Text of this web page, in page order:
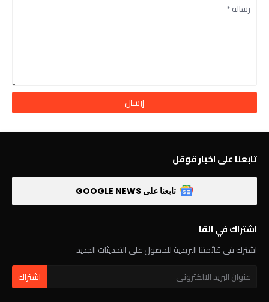
تابعنا على اخبار قوقل
تابعنا على GOOGLE NEWS
اشتراك في القا
اشترك في قائمتنا البريدية للحصول على التحديثات الجديد